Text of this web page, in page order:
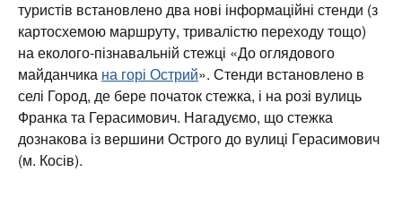
туристів встановлено два нові інформаційні стенди (з
картосхемою маршруту, тривалістю переходу тощо)
на еколого-пізнавальній стежці «До оглядового
майданчика на горі Острий». Стенди встановлено в
селі Город, де бере початок стежка, і на розі вулиць
Франка та Герасимович. Нагадуємо, що стежка
дознакова із вершини Острого до вулиці Герасимович
(м. Косів).